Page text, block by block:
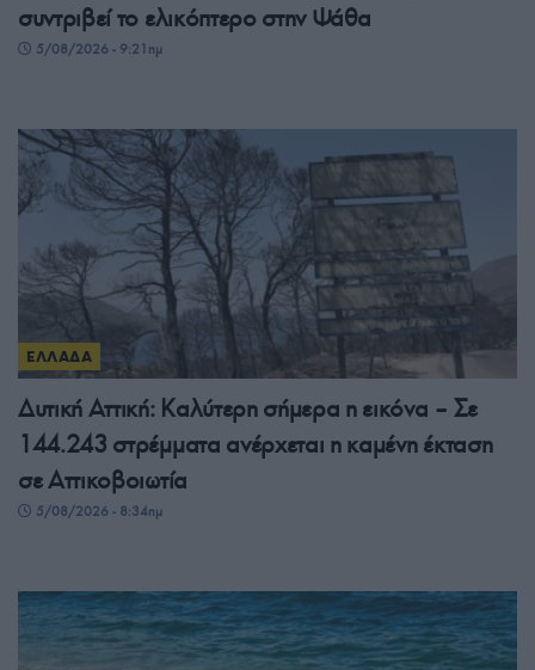
συντριβεί το ελικόπτερο στην Ψάθα
5/08/2026 - 9:21πμ
ΕΛΛΑΔΑ
Δυτική Αττική: Καλύτερη σήμερα η εικόνα – Σε
144.243 στρέμματα ανέρχεται η καμένη έκταση
σε Αττικοβοιωτία
5/08/2026 - 8:34πμ